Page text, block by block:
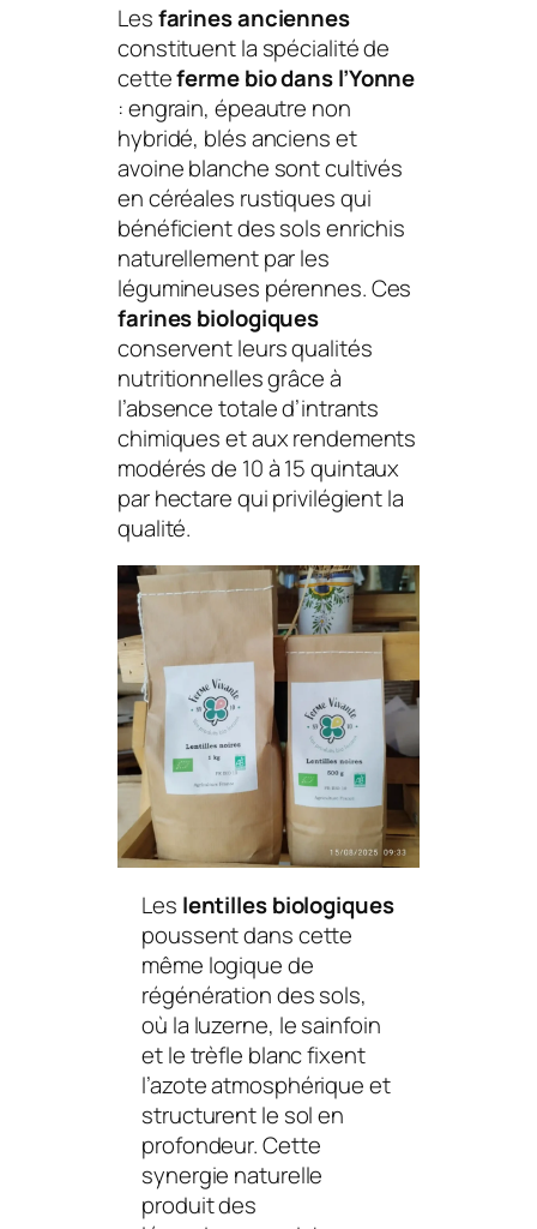
Lesfarines anciennes
constituent la spécialité de
cetteferme bio dans l’Yonne
: engrain, épeautre non
hybridé, blés anciens et
avoine blanche sont cultivés
en céréales rustiques qui
bénéficient des sols enrichis
naturellement par les
légumineuses pérennes. Ces
farines biologiques
conservent leurs qualités
nutritionnelles grâce à
l’absence totale d’intrants
chimiques et aux rendements
modérés de 10 à 15 quintaux
par hectare qui privilégient la
qualité.
Les lentilles biologiques
poussent dans cette
même logique de
régénération des sols,
où la luzerne, le sainfoin
et le trèfle blanc fixent
l’azote atmosphérique et
structurent le sol en
profondeur. Cette
synergie naturelle
produit des